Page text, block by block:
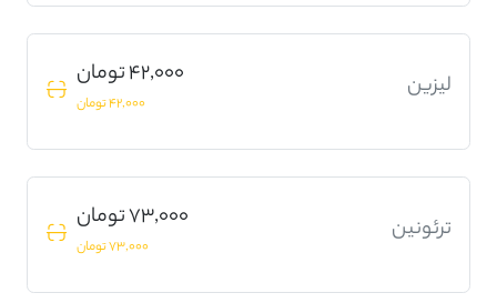
لیزین 42,000 تومان
42,000 تومان
ترئونین 73,000 تومان
73,000 تومان